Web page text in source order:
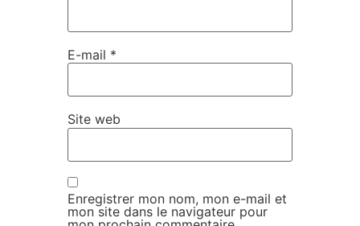
E-mail *
Site web
Enregistrer mon nom, mon e-mail et
mon site dans le navigateur pour